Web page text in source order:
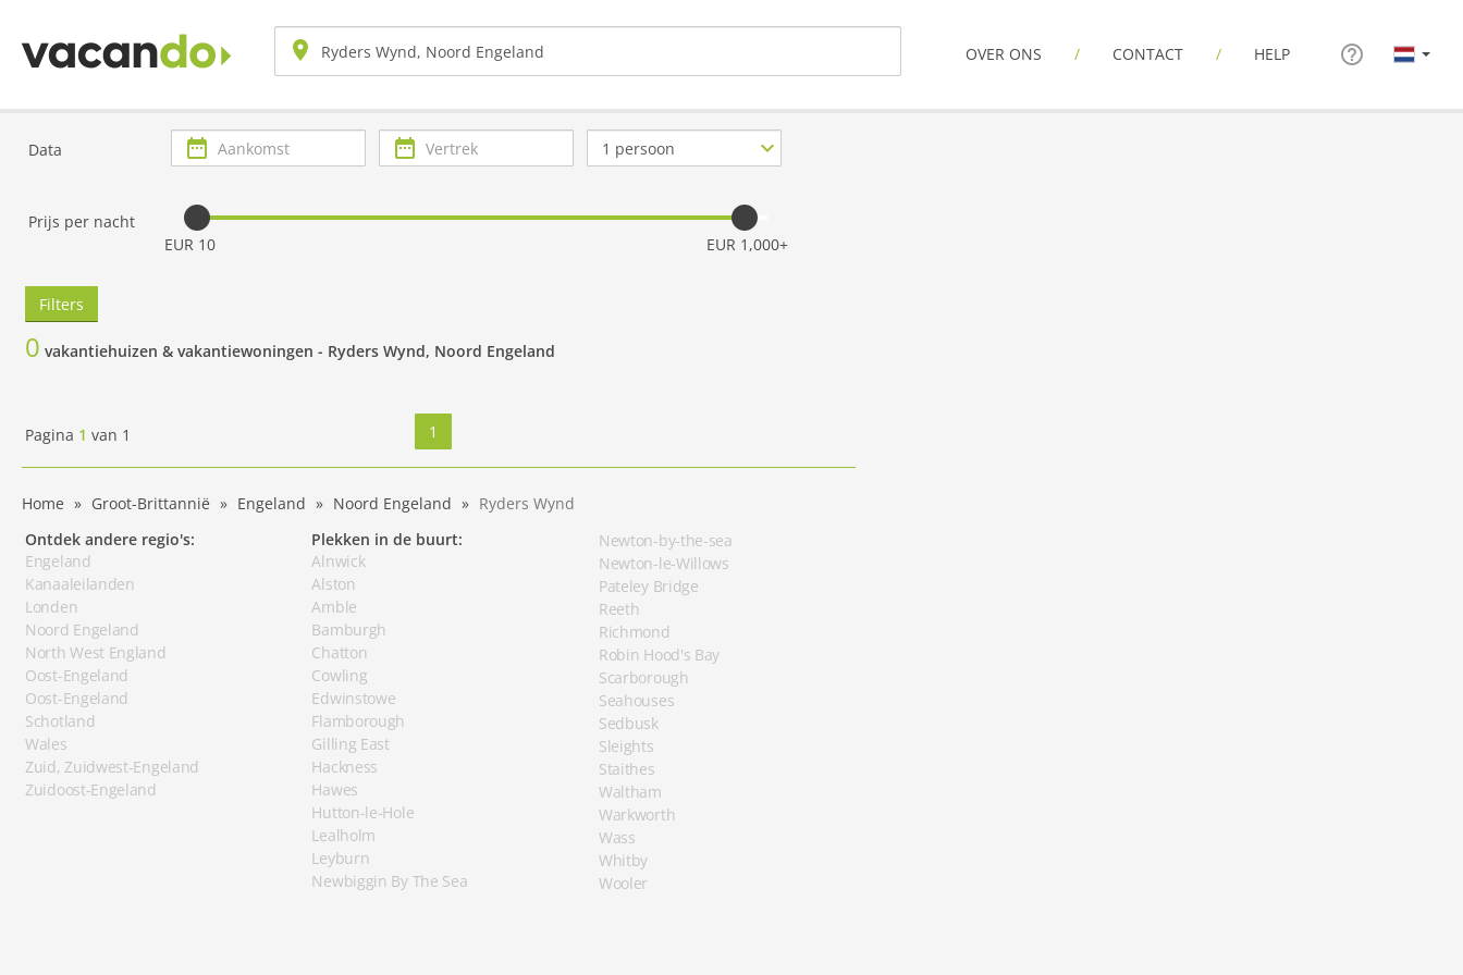
OVER ONS CONTACT HELP
Data Aankomst Vertrek
Aantal
personen
Prijs per nacht
EUR 10
EUR 1,000+
Filters
0 vakantiehuizen & vakantiewoningen - Ryders Wynd, Noord Engeland
Pagina 1 van 1 1
Home Groot-Brittannië Engeland Noord Engeland
Ryders Wynd
Ontdek andere regio's:
Engeland
Kanaaleilanden
Londen
Noord Engeland
North West England
Oost-Engeland
Oost-Engeland
Schotland
Wales
Zuid, Zuidwest-Engeland
Zuidoost-Engeland
Plekken in de buurt:
Alnwick
Alston
Amble
Bamburgh
Chatton
Cowling
Edwinstowe
Flamborough
Gilling East
Hackness
Hawes
Hutton-le-Hole
Lealholm
Leyburn
Newbiggin By The Sea
Newton-by-the-sea
Newton-le-Willows
Pateley Bridge
Reeth
Richmond
Robin Hood's Bay
Scarborough
Seahouses
Sedbusk
Sleights
Staithes
Waltham
Warkworth
Wass
Whitby
Wooler